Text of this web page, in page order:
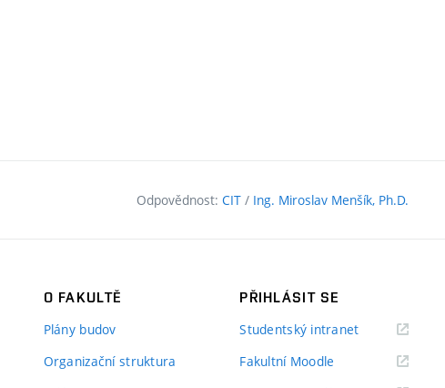
Odpovědnost: CIT / Ing. Miroslav Menšík, Ph.D.
O FAKULTĚ
Plány budov
Organizační struktura
PŘIHLÁSIT SE
Studentský intranet(externí
Fakultní Moodle